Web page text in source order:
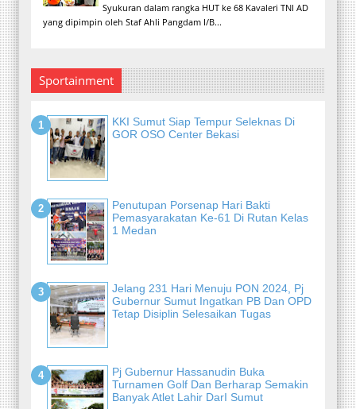
Syukuran dalam rangka HUT ke 68 Kavaleri TNI AD
yang dipimpin oleh Staf Ahli Pangdam I/B...
Sportainment
KKI Sumut Siap Tempur Seleknas Di
GOR OSO Center Bekasi
Penutupan Porsenap Hari Bakti
Pemasyarakatan Ke-61 Di Rutan Kelas
1 Medan
Jelang 231 Hari Menuju PON 2024, Pj
Gubernur Sumut Ingatkan PB Dan OPD
Tetap Disiplin Selesaikan Tugas
Pj Gubernur Hassanudin Buka
Turnamen Golf Dan Berharap Semakin
Banyak Atlet Lahir DarI Sumut